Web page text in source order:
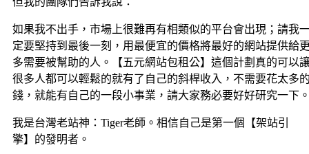
如果我不出手，市場上很難再有相類似的平台會出現；請我
定要堅持到最後一刻，用最便宜的價格將最好的網站提供給
多需要被幫助的人。【五元網站包租公】這個計劃真的可以
很多人都可以輕鬆的就有了自己的斜桿收入，不需要花太多
錢，就能有自己的一段小事業，請大家務必要好好研究一下
我是台灣老站神：Tiger老師。相信自己是第一個【架站引
擎】的發明者。